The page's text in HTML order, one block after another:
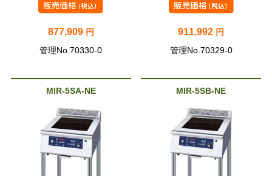
877,909 円
管理No.70330-0
911,992 円
管理No.70329-0
MIR-5SA-NE MIR-5SB-NE